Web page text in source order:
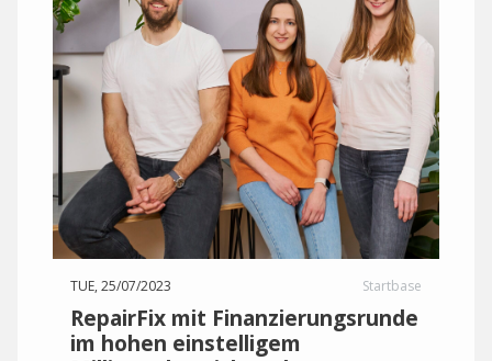
TUE, 25/07/2023 Startbase
RepairFix mit Finanzierungsrunde
im hohen einstelligem